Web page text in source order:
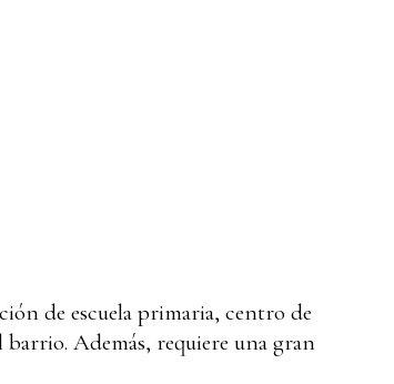
de escuela primaria, centro de
barrio. Además, requiere una gran